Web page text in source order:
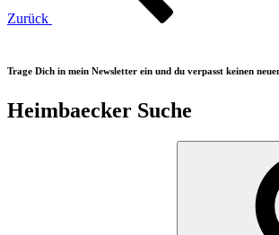
Zurück
Trage Dich in mein Newsletter ein und du verpasst keinen
Heimbaecker Suche